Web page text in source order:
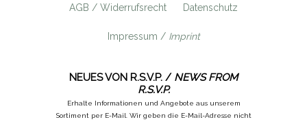
AGB / Widerrufsrecht Datenschutz
Impressum / Imprint
NEUES VON R.S.V.P. / NEWS FROM
R.S.V.P.
Erhalte Informationen und Angebote aus unserem
Sortiment per E-Mail. Wir geben die E-Mail-Adresse nicht